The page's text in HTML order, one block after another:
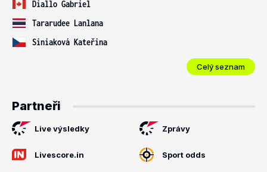
Diallo Gabriel
Tararudee Lanlana
Siniaková Kateřina
Celý seznam
Partneři
Live výsledky Zprávy
Livescore.in Sport odds